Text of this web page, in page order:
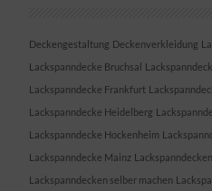
Deckengestaltung Deckenverkleidung
Lackspanndecke Bruchsal
Lackspanndecke Frankfurt
Lackspanndecke Heidelberg
Lackspanndecke Hockenheim
Lackspanndecke Mainz
Lackspanndecken selber machen